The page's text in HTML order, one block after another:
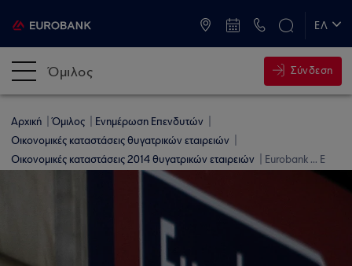
ΕΛ
Όμιλος Σύνδεση
Αρχική Όμιλος
Ενημέρωση Επενδυτών
Οικονομικές καταστάσεις θυγατρικών εταιρειών
Οικονομικές καταστάσεις 2014 θυγατρικών εταιρειών
Eurobank ... Ε